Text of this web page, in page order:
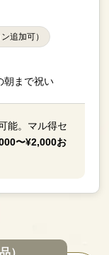
追加可）
朝まで祝い
能。マル得セ
〜¥2,000お